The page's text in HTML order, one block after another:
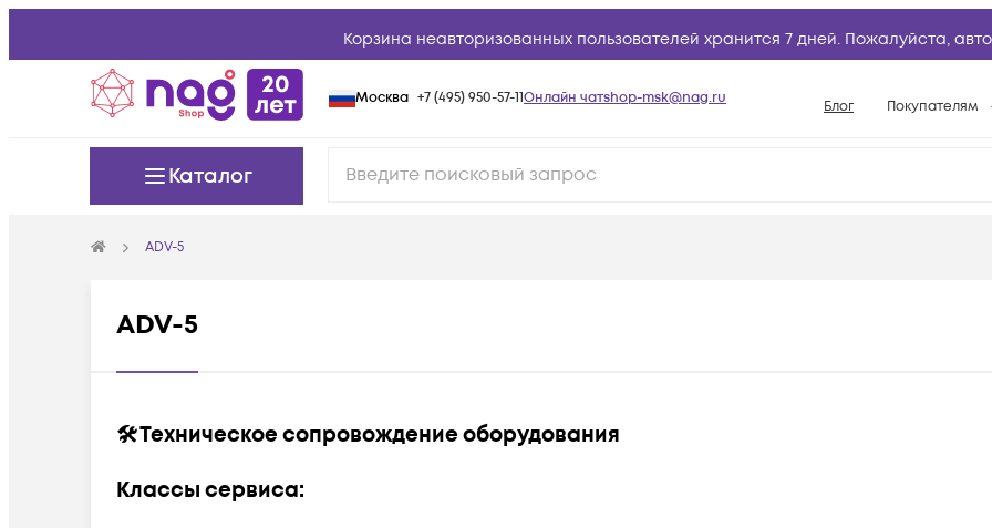
Корзина неавторизованных пользователей хранится 7 дней. Пожалуйста,
Москва +7 (495) 950-57-11Онлайн чатshop-msk@nag.ru Блог Покупателям
Каталог
ADV-5
ADV-5
🛠️ Техническое сопровождение оборудования
Классы сервиса: